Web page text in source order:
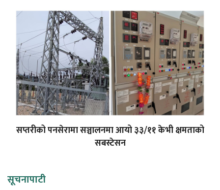
सप्तरीको पनसेरामा सञ्चालनमा आयो ३३/११ केभी क्षमताको
सबस्टेसन
सूचनापाटी